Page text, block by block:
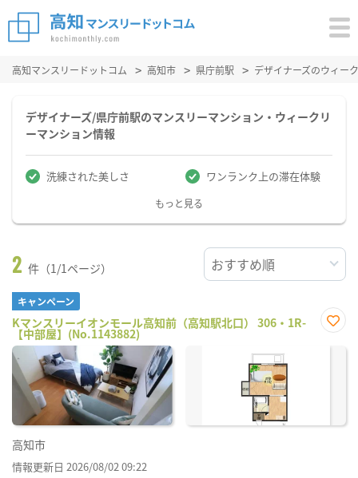
高知マンスリードットコム 高知市 県庁前駅 デザイナーズのウィー
デザイナーズ/県庁前駅のマンスリーマンション・ウィークリ
ーマンション情報
洗練された美しさ ワンランク上の滞在体験
もっと見る
2 件（1/1ページ）
キャンペーン
Kマンスリーイオンモール高知前（高知駅北口） 306・1R-
【中部屋】(No.1143882)
に入
高知市
情報更新日 2026/08/02 09:22